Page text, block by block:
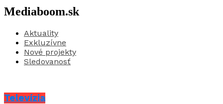
Mediaboom.sk
Aktuality
Exkluzívne
Nové projekty
Sledovanosť
Televízia